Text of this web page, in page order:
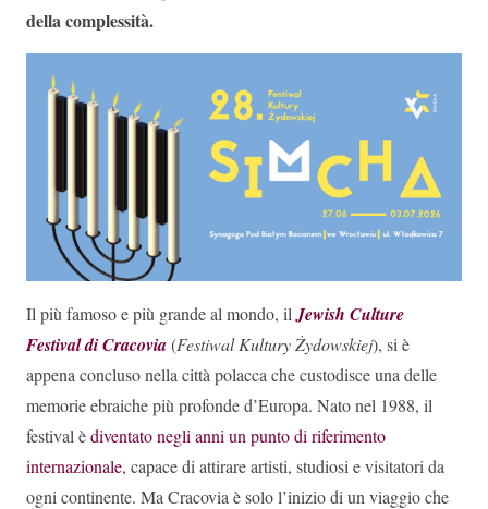
della complessità.
Il più famoso e più grande al mondo, il Jewish Culture
Festival di Cracovia(Festiwal Kultury Żydowskiej), si è
appena concluso nella città polacca che custodisce una delle
memorie ebraiche più profonde d’Europa. Nato nel 1988, il
festival èdiventato negli anni un punto di riferimento
internazionale, capace di attirare artisti, studiosi e visitatori da
ogni continente. Ma Cracovia è solo l’inizio di un viaggio che